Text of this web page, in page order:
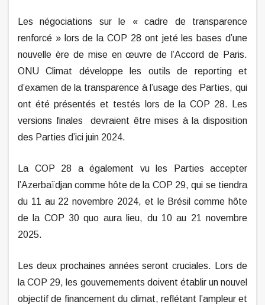
Les négociations sur le « cadre de transparence
renforcé » lors de la COP 28 ont jeté les bases d’une
nouvelle ère de mise en œuvre de l’Accord de Paris.
ONU Climat développe les outils de reporting et
d’examen de la transparence à l’usage des Parties, qui
ont été présentés et testés lors de la COP 28. Les
versions finales devraient être mises à la disposition
des Parties d’ici juin 2024.
La COP 28 a également vu les Parties accepter
l’Azerbaïdjan comme hôte de la COP 29, qui se tiendra
du 11 au 22 novembre 2024, et le Brésil comme hôte
de la COP 30 quo aura lieu, du 10 au 21 novembre
2025.
Les deux prochaines années seront cruciales. Lors de
la COP 29, les gouvernements doivent établir un nouvel
objectif de financement du climat, reflétant l’ampleur et